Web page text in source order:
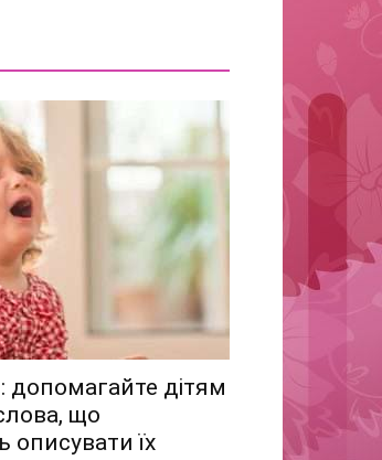
допомагайте дітям
що
описувати їх